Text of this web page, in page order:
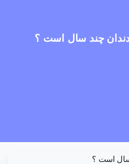
چند سال است ؟